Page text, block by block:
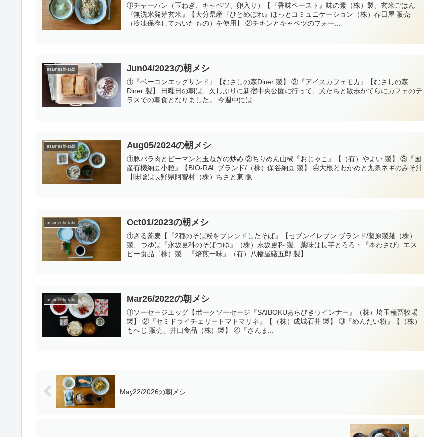
①チャーハン（玉ねぎ、キャベツ、卵入り）【『香味ペースト』味の素（株）製、玄米ごはん
『無洗米発芽玄米』【大分県産『ひとめぼれ』ほっとコミュニケーション（株）春日屋 販売
（冷凍保存しておいたもの）を使用】 ②チキンとキャベツのフォー...
asameshi-tabi Jun04/2023の朝メシ
①『ベーコンエッグサンド』【むさしの森Diner 製】 ②『アイスカフェモカ』【むさしの森
Diner 製】 日曜日の朝は、久しぶりに新宿中央公園に行って、犬たちと散歩がてらにカフェのテ
ラスでの朝食となりました。 今週中には...
asameshi-tabi Aug05/2024の朝メシ
①豚バラ肉とピーマンと玉ねぎの炒め ②ちりめん山椒『おじゃこ』【（有）やよい 製】 ③『国
産有機納豆小粒』【BIO-RAL ブランド/（株）保谷納豆 製】 ④大根とわかめと九条ネギのみそ汁
【味噌は長野県阿智村（株）ちさと東 販...
asameshi-tabi Oct01/2023の朝メシ
①ざる蕎麦【『2種のそば粉をブレンドしたそば』【セブンイレブン ブランド/藤原製麺（株）
製、つゆは『永坂更科のそばつゆ』（株）永坂更科 製、薬味は長芋とろろ・『本わさび』エス
ビー食品（株）製・『焙煎一味』（有）八幡屋礒五郎 製】 ...
asameshi-tabi Mar26/2022の朝メシ
①ソーセージエッグ【ポークソーセージ『SAIBOKUあらびきウインナー』（株）埼玉種畜牧場
製】 ②『セミドライチェリートマトマリネ』【（株）成城石井 製】 ③『めんたい粉』【（株）
もへじ 販売、井口食品（株）製】 ④『さんま...
May22/2026の朝メシ